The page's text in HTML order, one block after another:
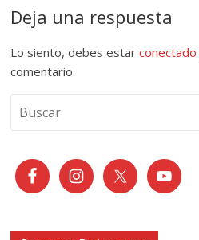
Deja una respuesta
Lo siento, debes estarconectado
comentario.